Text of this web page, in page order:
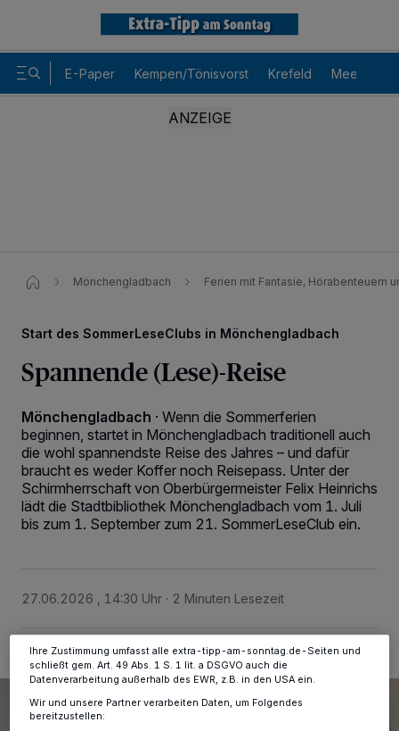
E-Paper Kempen/Tönisvorst Krefeld Meerbusch
Mönchengladbach Ferien mit Fantasie, Hörabenteuern
Start des SommerLeseClubs in Mönchengladbach
Spannende (Lese)-Reise
Mönchengladbach · Wenn die Sommerferien
beginnen, startet in Mönchengladbach traditionell auch
die wohl spannendste Reise des Jahres – und dafür
braucht es weder Koffer noch Reisepass. Unter der
Schirmherrschaft von Oberbürgermeister Felix Heinrichs
lädt die Stadtbibliothek Mönchengladbach vom 1. Juli
bis zum 1. September zum 21. SommerLeseClub ein.
27.06.2026 , 14:30 Uhr 2 Minuten Lesezeit
Wir und unsere218-Partner speichern und greifen auf
personenbezogene Daten wie Browserdaten oder eindeutige
Kennungen auf Ihrem Gerät zu. Durch Auswahl von OK aktivieren Sie
Tracking-Technologien für die unter „Wir und unsere Partner
verarbeiten Daten, um Ihnen Dienste bereitzustellen“ aufgeführten
Einstellungen oder Ablehnen am unteren Rand der Webseite klicken.
Ihre Zustimmung umfasst alle extra-tipp-am-sonntag.de-Seiten und
schließt gem. Art. 49 Abs. 1 S. 1 lit. a DSGVO auch die
Datenverarbeitung außerhalb des EWR, z.B. in den USA ein.
Wir und unsere Partner verarbeiten Daten, um Folgendes
bereitzustellen: